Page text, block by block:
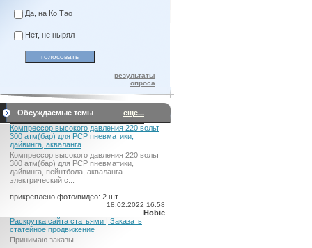
Да, на Ко Тао
Нет, не нырял
результаты
опроса
Обсуждаемые темы
еще...
Компрессор высокого давления 220 вольт
300 атм(бар) для PCP пневматики,
дайвинга, акваланга
Компрессор высокого давления 220 вольт
300 атм(бар) для PCP пневматики,
дайвинга, пейнтбола, акваланга
электрический c...
прикреплено фото/видео: 2 шт.
18.02.2022 16:58
Hobie
Раскрутка сайта статьями | Заказать
статейное продвижение
Принимаю заказы...